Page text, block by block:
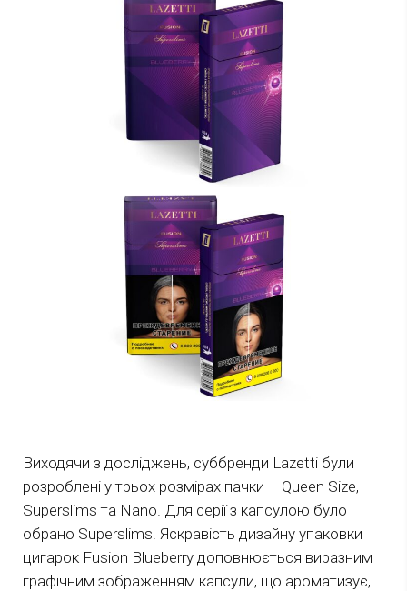
Виходячи з досліджень, суббренди Lazetti були
розроблені у трьох розмірах пачки – Queen Size,
Superslims та Nano. Для серії з капсулою було
обрано Superslims. Яскравість дизайну упаковки
цигарок Fusion Blueberry доповнюється виразним
графічним зображенням капсули, що ароматизує,